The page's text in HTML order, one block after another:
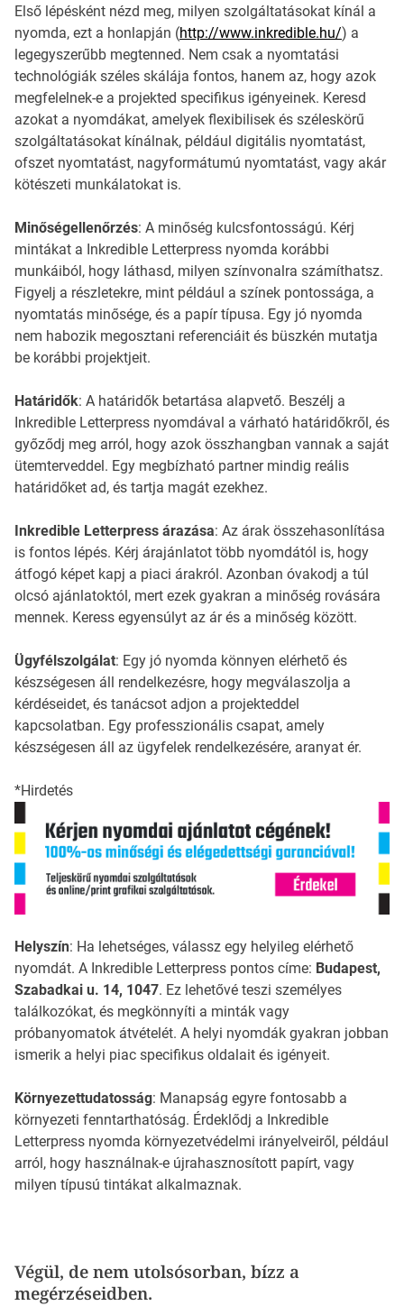
Első lépésként nézd meg, milyen szolgáltatásokat kínál a
nyomda, ezt a honlapján (http://www.inkredible.hu/) a
legegyszerűbb megtenned. Nem csak a nyomtatási
technológiák széles skálája fontos, hanem az, hogy azok
megfelelnek-e a projekted specifikus igényeinek. Keresd
azokat a nyomdákat, amelyek flexibilisek és széleskörű
szolgáltatásokat kínálnak, például digitális nyomtatást,
ofszet nyomtatást, nagyformátumú nyomtatást, vagy akár
kötészeti munkálatokat is.
Minőségellenőrzés: A minőség kulcsfontosságú. Kérj
mintákat a Inkredible Letterpress nyomda korábbi
munkáiból, hogy láthasd, milyen színvonalra számíthatsz.
Figyelj a részletekre, mint például a színek pontossága, a
nyomtatás minősége, és a papír típusa. Egy jó nyomda
nem habozik megosztani referenciáit és büszkén mutatja
be korábbi projektjeit.
Határidők: A határidők betartása alapvető. Beszélj a
Inkredible Letterpress nyomdával a várható határidőkről, és
győződj meg arról, hogy azok összhangban vannak a saját
ütemterveddel. Egy megbízható partner mindig reális
határidőket ad, és tartja magát ezekhez.
Inkredible Letterpress árazása: Az árak összehasonlítása
is fontos lépés. Kérj árajánlatot több nyomdától is, hogy
átfogó képet kapj a piaci árakról. Azonban óvakodj a túl
olcsó ajánlatoktól, mert ezek gyakran a minőség rovására
mennek. Keress egyensúlyt az ár és a minőség között.
Ügyfélszolgálat: Egy jó nyomda könnyen elérhető és
készségesen áll rendelkezésre, hogy megválaszolja a
kérdéseidet, és tanácsot adjon a projekteddel
kapcsolatban. Egy professzionális csapat, amely
készségesen áll az ügyfelek rendelkezésére, aranyat ér.
*Hirdetés
Helyszín: Ha lehetséges, válassz egy helyileg elérhető
nyomdát. A Inkredible Letterpress pontos címe: Budapest,
Szabadkai u. 14, 1047. Ez lehetővé teszi személyes
találkozókat, és megkönnyíti a minták vagy
próbanyomatok átvételét. A helyi nyomdák gyakran jobban
ismerik a helyi piac specifikus oldalait és igényeit.
Környezettudatosság: Manapság egyre fontosabb a
környezeti fenntarthatóság. Érdeklődj a Inkredible
Letterpress nyomda környezetvédelmi irányelveiről, például
arról, hogy használnak-e újrahasznosított papírt, vagy
milyen típusú tintákat alkalmaznak.
Végül, de nem utolsósorban, bízz a
megérzéseidben.